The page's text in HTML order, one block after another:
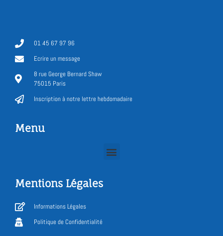
01 45 67 97 96
Ecrire un message
8 rue George Bernard Shaw
75015 Paris
Inscription à notre lettre hebdomadaire
Menu
Mentions Légales
Informations Légales
Politique de Confidentialité